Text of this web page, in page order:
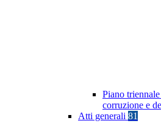
Piano
corruzione e
Atti generali 81